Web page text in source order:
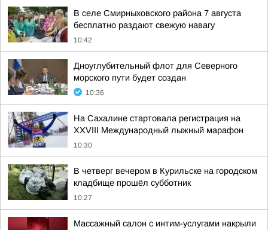
В селе Смирныховского района 7 августа
бесплатно раздают свежую навагу
10:42
Дноуглубительный флот для Северного
морского пути будет создан
10:36
На Сахалине стартовала регистрация на
XXVIII Международный лыжный марафон
10:30
В четверг вечером в Курильске на городском
кладбище прошёл субботник
10:27
Массажный салон с интим-услугами накрыли